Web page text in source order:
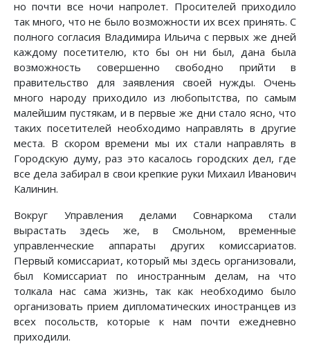
но почти все ночи напролет. Просителей приходило
так много, что не было возможности их всех принять. С
полного согласия Владимира Ильича с первых же дней
каждому посетителю, кто бы он ни был, дана была
возможность совершенно свободно прийти в
правительство для заявления своей нужды. Очень
много народу приходило из любопытства, по самым
малейшим пустякам, и в первые же дни стало ясно, что
таких посетителей необходимо направлять в другие
места. В скором времени мы их стали направлять в
Городскую думу, раз это касалось городских дел, где
все дела забирал в свои крепкие руки Михаил Иванович
Калинин.
Вокруг Управления делами Совнаркома стали
вырастать здесь же, в Смольном, временные
управленческие аппараты других комиссариатов.
Первый комиссариат, который мы здесь организовали,
был Комиссариат по иностранным делам, на что
толкала нас сама жизнь, так как необходимо было
организовать прием дипломатических иностранцев из
всех посольств, которые к нам почти ежедневно
приходили.